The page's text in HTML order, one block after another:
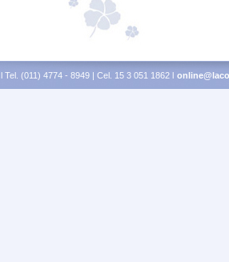
(011) 4774 - 8949 | Cel. 15 3 051 1862 l